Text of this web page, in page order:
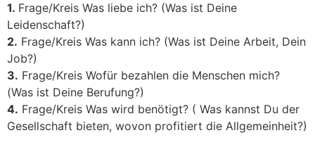
1. Frage/Kreis Was liebe ich? (Was ist Deine
Leidenschaft?)
2. Frage/Kreis Was kann ich? (Was ist Deine Arbeit, Dein
Job?)
3. Frage/Kreis Wofür bezahlen die Menschen mich?
(Was ist Deine Berufung?)
4. Frage/Kreis Was wird benötigt? ( Was kannst Du der
Gesellschaft bieten, wovon profitiert die Allgemeinheit?)